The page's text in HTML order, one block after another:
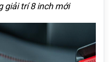
giải trí 8 inch mới